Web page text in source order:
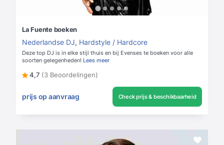
La Fuente boeken
Nederlandse DJ, Hardstyle / Hardcore
Deze top DJ is in elke stijl thuis en bij Evenses te boeken voor alle
soorten gelegenheden! Lees meer
4,7 (3 Beoordelingen)
prijs op aanvraag Check prijs & beschikbaarheid